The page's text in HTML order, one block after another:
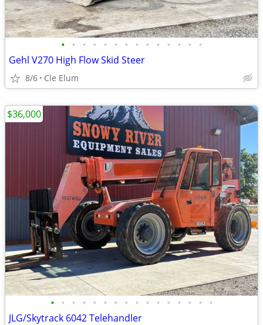
• • • • • • • • • • • • • •
Gehl V270 High Flow Skid Steer
8/6 Cle Elum
• • • • • • • • • • • • • • • •
JLG/Skytrack 6042 Telehandler
$36,000